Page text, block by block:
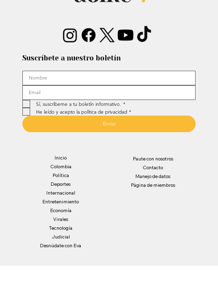
Suscríbete a nuestro boletín
Sí, suscríbeme a tu boletín informativo. *
He leído y acepto la política de privacidad *
Enviar
Inicio
Colombia
Política
Deportes
Internacional
Entretenimiento
Economía
Virales
Tecnología
Judicial
Desnúdate con Eva
Paute con nosotros
Contacto
Manejo de datos
Página de miembros